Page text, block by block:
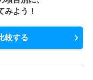
みよう！
較する